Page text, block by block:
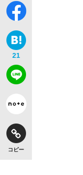
21
コピー